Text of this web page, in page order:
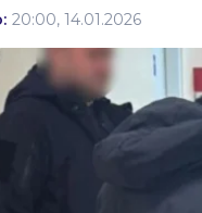
ЗАХІДНОЇ
20:00, 14.01.2026